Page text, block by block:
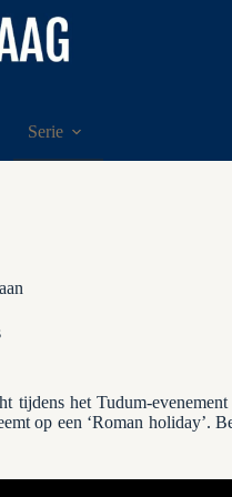
Serie
tijdens het Tudum-
op een ‘Roman holiday’.